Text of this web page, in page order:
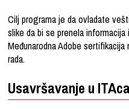
Cilj programa je da ovladate
slike da bi se prenela
Međunarodna Adobe
rada.
Usavršavanje u